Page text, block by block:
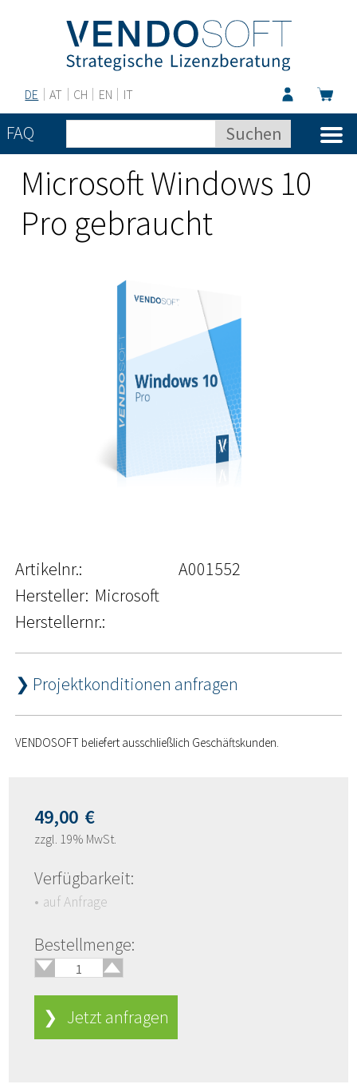
DE AT CH EN IT
FAQ
Microsoft Windows 10
Pro gebraucht
Artikelnr.:
A001552
Hersteller: Microsoft
Herstellernr.:
❯ Projektkonditionen anfragen
VENDOSOFT beliefert ausschließlich Geschäftskunden.
49,00 €
zzgl. 19% MwSt.
Verfügbarkeit:
auf Anfrage
Bestellmenge:
🢓
🢑
❯ Jetzt anfragen